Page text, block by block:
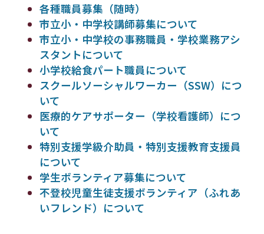
各種職員募集（随時）
市立小・中学校講師募集について
市立小・中学校の事務職員・学校業務アシ
スタントについて
小学校給食パート職員について
スクールソーシャルワーカー（SSW）につ
いて
医療的ケアサポーター（学校看護師）につ
いて
特別支援学級介助員・特別支援教育支援員
について
学生ボランティア募集について
不登校児童生徒支援ボランティア（ふれあ
いフレンド）について